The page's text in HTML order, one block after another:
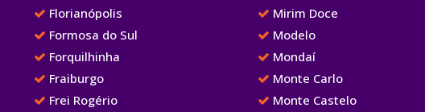
Florianópolis
Formosa do Sul
Forquilhinha
Fraiburgo
Frei Rogério
Mirim Doce
Modelo
Mondaí
Monte Carlo
Monte Castelo